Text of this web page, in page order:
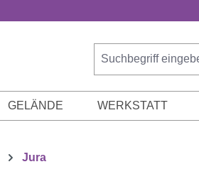
GELÄNDE WERKSTATT
Jura